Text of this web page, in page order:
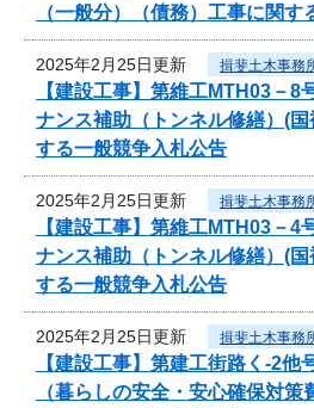
（一般分）（債務）工事に関
2025年2月25日更新 揖斐土木事務
【建設工事】第維工MTH03
ナンス補助（トンネル修繕）(
する一般競争入札公告
2025年2月25日更新 揖斐土木事務
【建設工事】第維工MTH03
ナンス補助（トンネル修繕）(
する一般競争入札公告
2025年2月25日更新 揖斐土木事務
【建設工事】第建工街路く-2
（暮らしの安全・安心確保対